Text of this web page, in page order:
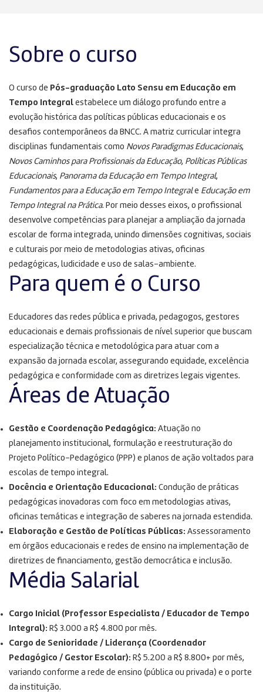
Sobre o curso
O curso de Pós-graduação Lato Sensu em Educação em
Tempo Integral estabelece um diálogo profundo entre a
evolução histórica das políticas públicas educacionais e os
desafios contemporâneos da BNCC. A matriz curricular integra
disciplinas fundamentais como Novos Paradigmas Educacionais,
Novos Caminhos para Profissionais da Educação, Políticas Públicas
Educacionais, Panorama da Educação em Tempo Integral,
Fundamentos para a Educação em Tempo Integrale Educação em
Tempo Integral na Prática. Por meio desses eixos, o profissional
desenvolve competências para planejar a ampliação da jornada
escolar de forma integrada, unindo dimensões cognitivas, sociais
e culturais por meio de metodologias ativas, oficinas
pedagógicas, ludicidade e uso de salas-ambiente.
Para quem é o Curso
Educadores das redes pública e privada, pedagogos, gestores
educacionais e demais profissionais de nível superior que buscam
especialização técnica e metodológica para atuar com a
expansão da jornada escolar, assegurando equidade, excelência
pedagógica e conformidade com as diretrizes legais vigentes.
Áreas de Atuação
Gestão e Coordenação Pedagógica: Atuação no
planejamento institucional, formulação e reestruturação do
Projeto Político-Pedagógico (PPP) e planos de ação voltados para
escolas de tempo integral.
Docência e Orientação Educacional: Condução de práticas
pedagógicas inovadoras com foco em metodologias ativas,
oficinas temáticas e integração de saberes na jornada estendida.
Elaboração e Gestão de Políticas Públicas: Assessoramento
em órgãos educacionais e redes de ensino na implementação de
diretrizes de financiamento, gestão democrática e inclusão.
Média Salarial
Cargo Inicial (Professor Especialista / Educador de Tempo
Integral): R$ 3.000 a R$ 4.800 por mês.
Cargo de Senioridade / Liderança (Coordenador
Pedagógico / Gestor Escolar): R$ 5.200 a R$ 8.800+ por mês,
variando conforme a rede de ensino (pública ou privada) e o porte
da instituição.